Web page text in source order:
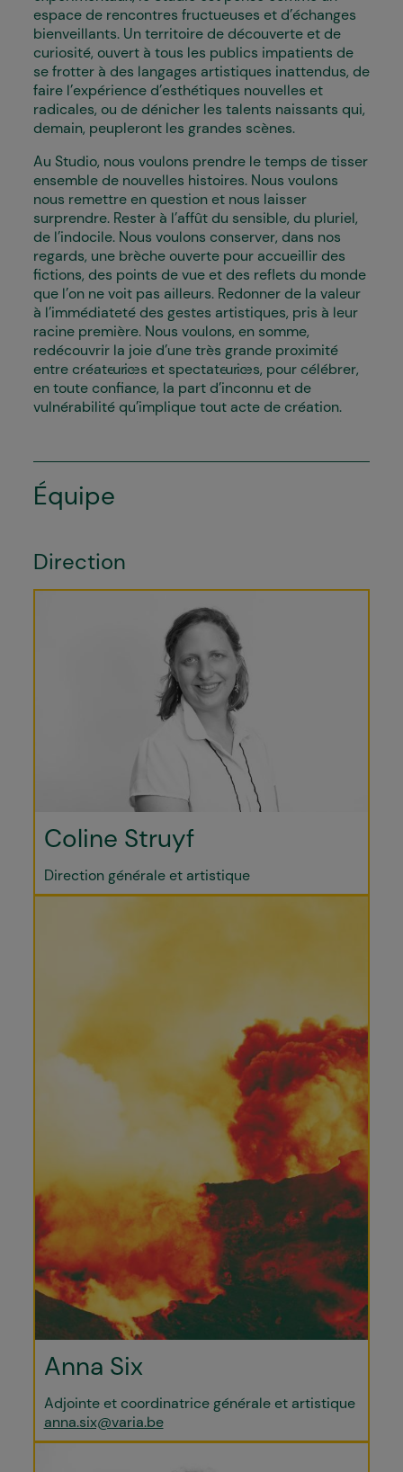
espace de rencontres fructueuses et d’échanges
bienveillants. Un territoire de découverte et de
curiosité, ouvert à tous les publics impatients de
se frotter à des langages artistiques inattendus, de
faire l’expérience d’esthétiques nouvelles et
radicales, ou de dénicher les talents naissants qui,
demain, peupleront les grandes scènes.
Au Studio, nous voulons prendre le temps de tisser
ensemble de nouvelles histoires. Nous voulons
nous remettre en question et nous laisser
surprendre. Rester à l’affût du sensible, du pluriel,
de l’indocile. Nous voulons conserver, dans nos
regards, une brèche ouverte pour accueillir des
fictions, des points de vue et des reflets du monde
que l’on ne voit pas ailleurs. Redonner de la valeur
à l’immédiateté des gestes artistiques, pris à leur
racine première. Nous voulons, en somme,
redécouvrir la joie d’une très grande proximité
entre créateur·ices et spectateur·ices, pour célébrer,
en toute confiance, la part d’inconnu et de
vulnérabilité qu’implique tout acte de création.
Équipe
Direction
Coline Struyf
Direction générale et artistique
Anna Six
Adjointe et coordinatrice générale et artistique
anna.six@varia.be